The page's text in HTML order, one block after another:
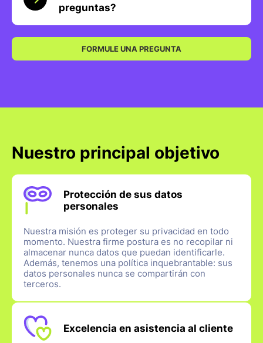
preguntas?
FORMULE UNA PREGUNTA
Nuestro principal objetivo
Protección de sus datos
personales
Nuestra misión es proteger su privacidad en todo
momento. Nuestra firme postura es no recopilar ni
almacenar nunca datos que puedan identificarle.
Además, tenemos una política inquebrantable: sus
datos personales nunca se compartirán con
terceros.
Excelencia en asistencia al cliente